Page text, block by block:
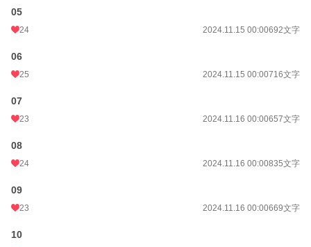
05
24 2024.11.15 00:00692文字
06
25 2024.11.15 00:00716文字
07
23 2024.11.16 00:00657文字
08
24 2024.11.16 00:00835文字
09
23 2024.11.16 00:00669文字
10